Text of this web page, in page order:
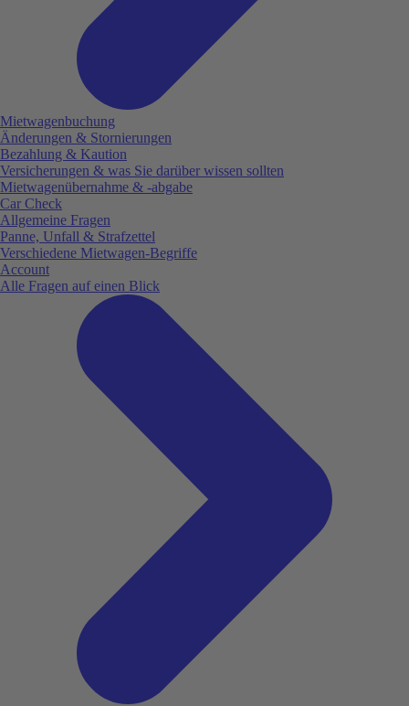
Mietwagenbuchung
Änderungen & Stornierungen
Bezahlung & Kaution
Versicherungen & was Sie darüber wissen sollten
Mietwagenübernahme & -abgabe
Car Check
Allgemeine Fragen
Panne, Unfall & Strafzettel
Verschiedene Mietwagen-Begriffe
Account
Alle Fragen auf einen Blick